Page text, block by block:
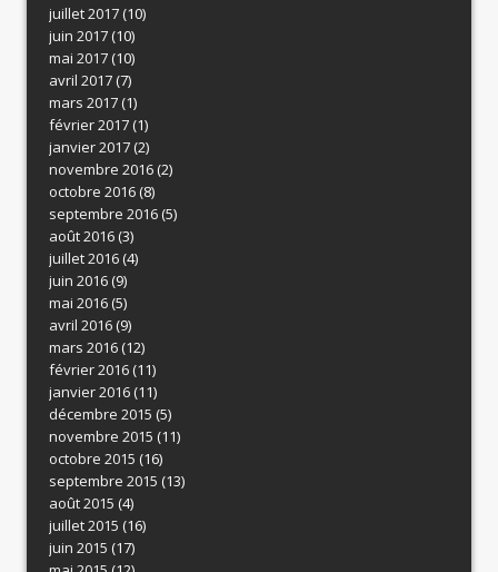
juillet 2017(10)
juin 2017(10)
mai 2017(10)
avril 2017(7)
mars 2017(1)
février 2017(1)
janvier 2017(2)
novembre 2016(2)
octobre 2016(8)
septembre 2016(5)
août 2016(3)
juillet 2016(4)
juin 2016(9)
mai 2016(5)
avril 2016(9)
mars 2016(12)
février 2016(11)
janvier 2016(11)
décembre 2015 (5)
novembre 2015 (11)
octobre 2015 (16)
septembre 2015 (13)
août 2015 (4)
juillet 2015 (16)
juin 2015 (17)